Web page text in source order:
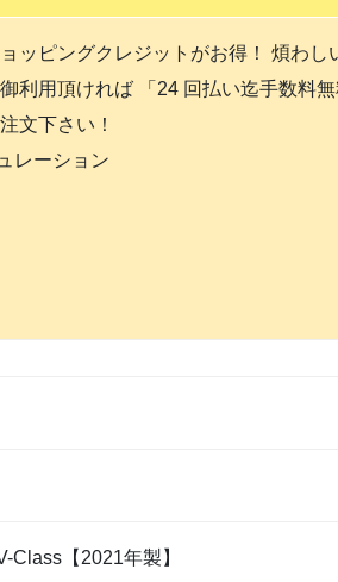
ッピングクレジットがお得！ 煩わ
利用頂ければ 「24 回払い迄手数料
文下さい！
レーション
Class【2021年製】